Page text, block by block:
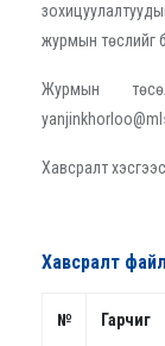
журмын төслийг
Журмын
Хавсралт
Хавсралт файл
№ Гарчиг